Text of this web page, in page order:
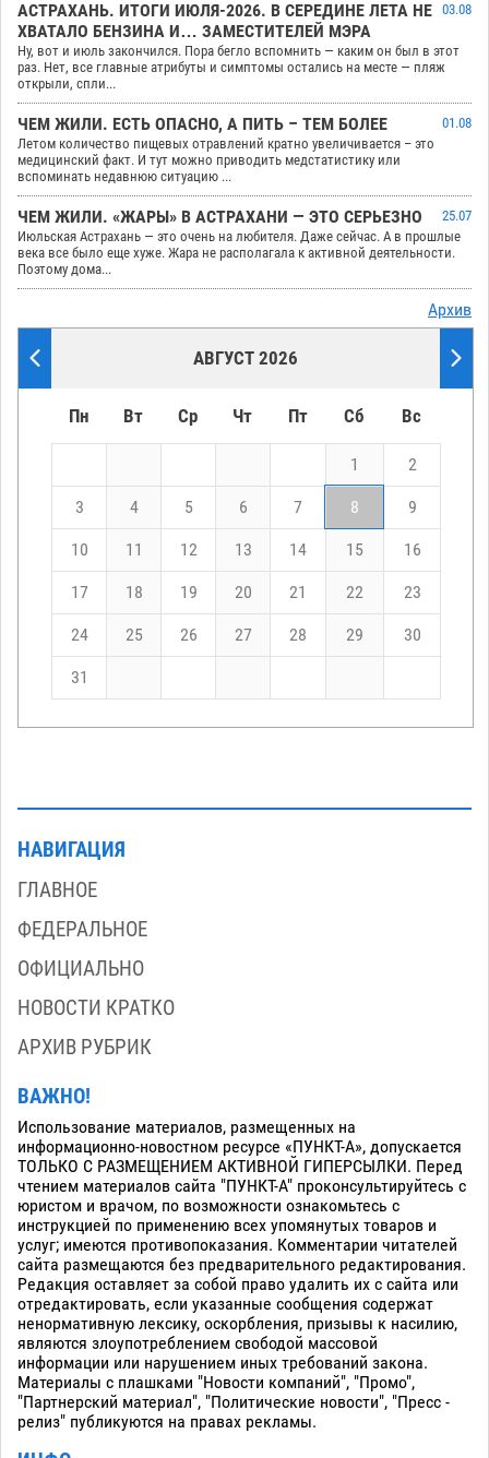
АСТРАХАНЬ. ИТОГИ ИЮЛЯ-2026. В СЕРЕДИНЕ ЛЕТА НЕ
ХВАТАЛО БЕНЗИНА И… ЗАМЕСТИТЕЛЕЙ МЭРА
03.08
Ну, вот и июль закончился. Пора бегло вспомнить — каким он был в этот
раз. Нет, все главные атрибуты и симптомы остались на месте — пляж
открыли, спли...
ЧЕМ ЖИЛИ. ЕСТЬ ОПАСНО, А ПИТЬ – ТЕМ БОЛЕЕ
01.08
Летом количество пищевых отравлений кратно увеличивается – это
медицинский факт. И тут можно приводить медстатистику или
вспоминать недавнюю ситуацию ...
ЧЕМ ЖИЛИ. «ЖАРЫ» В АСТРАХАНИ — ЭТО СЕРЬЕЗНО
25.07
Июльская Астрахань — это очень на любителя. Даже сейчас. А в прошлые
века все было еще хуже. Жара не располагала к активной деятельности.
Поэтому дома...
Архив
АВГУСТ 2026
Пн Вт Ср Чт Пт Сб Вс
1 2
3 4 5 6 7 8 9
10 11 12 13 14 15 16
17 18 19 20 21 22 23
24 25 26 27 28 29 30
31
НАВИГАЦИЯ
ГЛАВНОЕ
ФЕДЕРАЛЬНОЕ
ОФИЦИАЛЬНО
НОВОСТИ КРАТКО
АРХИВ РУБРИК
ВАЖНО!
Использование материалов, размещенных на
информационно-новостном ресурсе «ПУНКТ-А», допускается
ТОЛЬКО С РАЗМЕЩЕНИЕМ АКТИВНОЙ ГИПЕРСЫЛКИ. Перед
чтением материалов сайта "ПУНКТ-А" проконсультируйтесь с
юристом и врачом, по возможности ознакомьтесь с
инструкцией по применению всех упомянутых товаров и
услуг; имеются противопоказания. Комментарии читателей
сайта размещаются без предварительного редактирования.
Редакция оставляет за собой право удалить их с сайта или
отредактировать, если указанные сообщения содержат
ненормативную лексику, оскорбления, призывы к насилию,
являются злоупотреблением свободой массовой
информации или нарушением иных требований закона.
Материалы с плашками "Новости компаний", "Промо",
"Партнерский материал", "Политические новости", "Пресс -
релиз" публикуются на правах рекламы.